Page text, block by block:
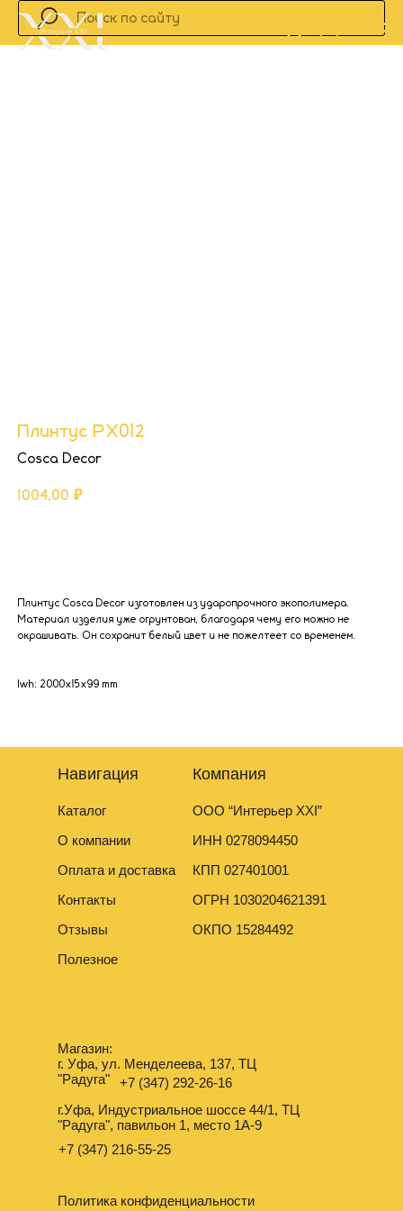
Плинтус PX012
Cosca Decor
1004,00 ₽
Плинтус Cosca Decor изготовлен из ударопрочного экополимера.
Материал изделия уже огрунтован, благодаря чему его можно не
окрашивать. Он сохранит белый цвет и не пожелтеет со временем.
lwh: 2000x15x99 mm
Навигация
Каталог
О компании
Оплата и доставка
Контакты
Отзывы
Полезное
Компания
ООО “Интерьер XXI”
ИНН 0278094450
КПП 027401001
ОГРН 1030204621391
ОКПО 15284492
Политика конфиденциальности
Магазин:
г. Уфа, ул. Менделеева, 137, ТЦ
"Радуга"
г.Уфа, Индустриальное шоссе 44/1, ТЦ
"Радуга", павильон 1, место 1А-9
+7 (347) 216-55-25
+7 (347) 292-26-16